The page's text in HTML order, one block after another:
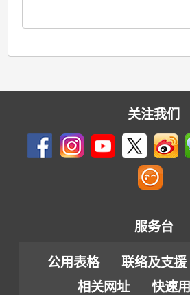
关注我们
服务台
公用表格 联络及支援
相关网址
快速